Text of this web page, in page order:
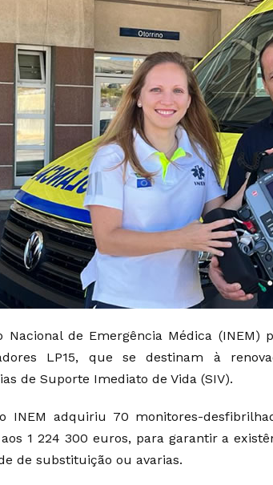
Nacional de Emergência Médica (INEM)
LP15, que se destinam à
de Suporte Imediato de Vida (SIV).
INEM adquiriu 70 monitores-
1 224 300 euros, para garantir a
de substituição ou avarias.